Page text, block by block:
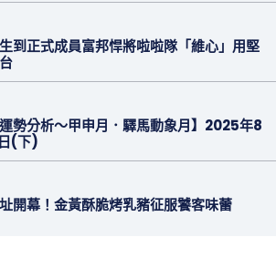
到正式成員富邦悍將啦啦隊「維心」用堅
運勢分析～甲申月．驛馬動象月】2025年8
(下)
開幕！金黃酥脆烤乳豬征服饕客味蕾